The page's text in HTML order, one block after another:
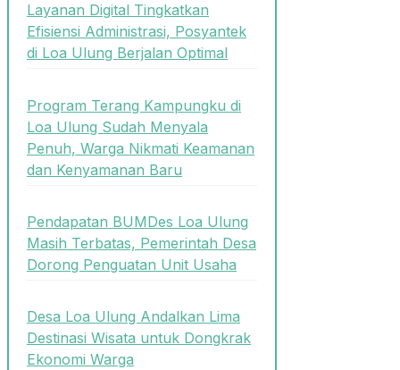
Layanan Digital Tingkatkan
Efisiensi Administrasi, Posyantek
di Loa Ulung Berjalan Optimal
Program Terang Kampungku di
Loa Ulung Sudah Menyala
Penuh, Warga Nikmati Keamanan
dan Kenyamanan Baru
Pendapatan BUMDes Loa Ulung
Masih Terbatas, Pemerintah Desa
Dorong Penguatan Unit Usaha
Desa Loa Ulung Andalkan Lima
Destinasi Wisata untuk Dongkrak
Ekonomi Warga